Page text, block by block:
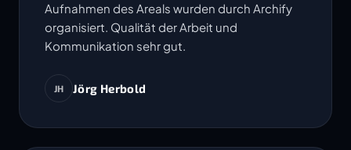
Aufnahmen des Areals wurden durch Archify
organisiert. Qualität der Arbeit und
Kommunikation sehr gut.
JH Jörg Herbold